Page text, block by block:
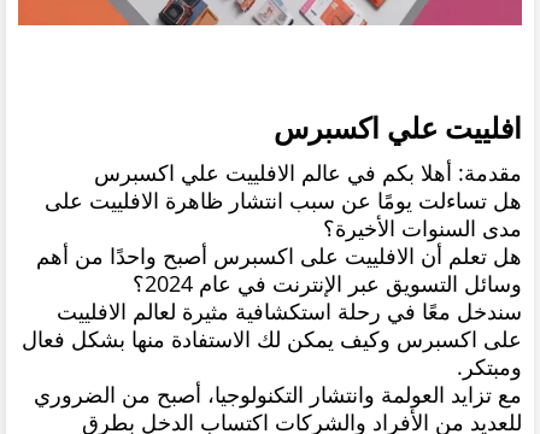
افلييت علي اكسبرس
مقدمة: أهلا بكم في عالم الافلييت علي اكسبرس
هل تساءلت يومًا عن سبب انتشار ظاهرة الافلييت على
مدى السنوات الأخيرة؟
هل تعلم أن الافلييت على اكسبرس أصبح واحدًا من أهم
وسائل التسويق عبر الإنترنت في عام 2024؟
سندخل معًا في رحلة استكشافية مثيرة لعالم الافلييت
على اكسبرس وكيف يمكن لك الاستفادة منها بشكل فعال
ومبتكر.
مع تزايد العولمة وانتشار التكنولوجيا، أصبح من الضروري
للعديد من الأفراد والشركات اكتساب الدخل بطرق